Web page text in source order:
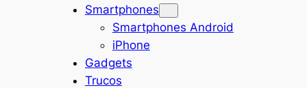
Smartphones
Smartphones Android
iPhone
Gadgets
Trucos